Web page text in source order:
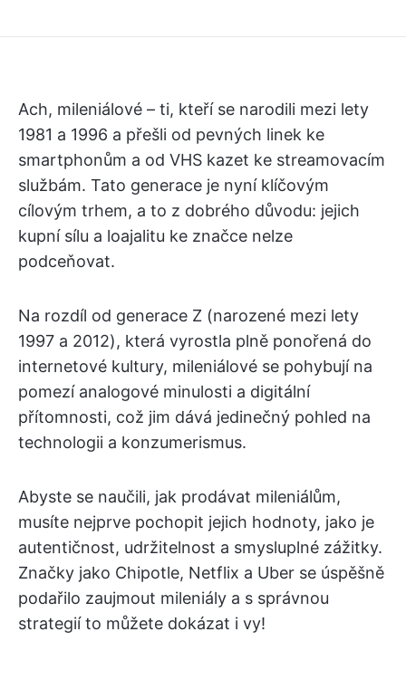
Ach, mileniálové – ti, kteří se narodili mezi lety
1981 a 1996 a přešli od pevných linek ke
smartphonům a od VHS kazet ke streamovacím
službám. Tato generace je nyní klíčovým
cílovým trhem, a to z dobrého důvodu: jejich
kupní sílu a loajalitu ke značce nelze
podceňovat.
Na rozdíl od generace Z (narozené mezi lety
1997 a 2012), která vyrostla plně ponořená do
internetové kultury, mileniálové se pohybují na
pomezí analogové minulosti a digitální
přítomnosti, což jim dává jedinečný pohled na
technologii a konzumerismus.
Abyste se naučili, jak prodávat mileniálům,
musíte nejprve pochopit jejich hodnoty, jako je
autentičnost, udržitelnost a smysluplné zážitky.
Značky jako Chipotle, Netflix a Uber se úspěšně
podařilo zaujmout mileniály a s správnou
strategií to můžete dokázat i vy!